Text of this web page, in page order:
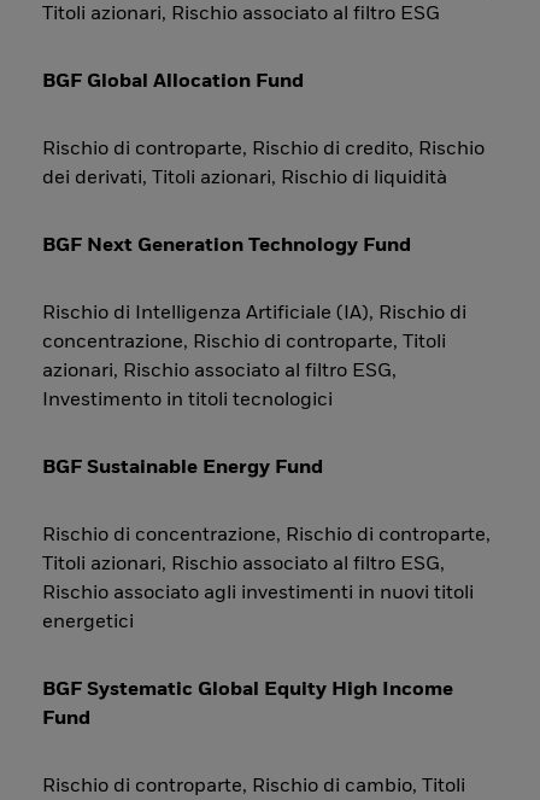
Titoli azionari, Rischio associato al filtro ESG
BGF Global Allocation Fund
Rischio di controparte, Rischio di credito, Rischio
dei derivati, Titoli azionari, Rischio di liquidità
BGF Next Generation Technology Fund
Rischio di Intelligenza Artificiale (IA), Rischio di
concentrazione, Rischio di controparte, Titoli
azionari, Rischio associato al filtro ESG,
Investimento in titoli tecnologici
BGF Sustainable Energy Fund
Rischio di concentrazione, Rischio di controparte,
Titoli azionari, Rischio associato al filtro ESG,
Rischio associato agli investimenti in nuovi titoli
energetici
BGF Systematic Global Equity High Income
Fund
Rischio di controparte, Rischio di cambio, Titoli